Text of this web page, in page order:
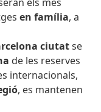
en família, a
ciutatse
de les reserves
internacionals,
, es mantenen